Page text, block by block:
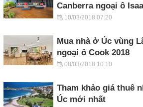
Canberra ngoại ô
10/03/2018 07:20
Mua nhà ở Úc vùng
ngoại ô Cook 2018
08/03/2018 10:10
Tham khảo giá thuê
Úc mới nhất